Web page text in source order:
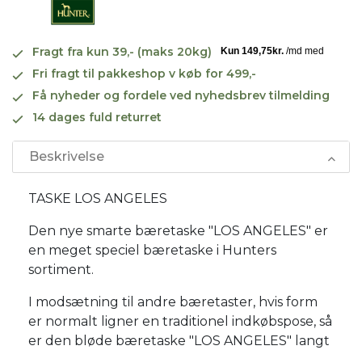
Fragt fra kun 39,- (maks 20kg)
Fri fragt til pakkeshop v køb for 499,-
Få nyheder og fordele ved nyhedsbrev tilmelding
14 dages fuld returret
Beskrivelse
TASKE LOS ANGELES
Den nye smarte bæretaske "LOS ANGELES" er
en meget speciel bæretaske i Hunters
sortiment.
I modsætning til andre bæretaster, hvis form
er normalt ligner en traditionel indkøbspose, så
er den bløde bæretaske "LOS ANGELES" langt